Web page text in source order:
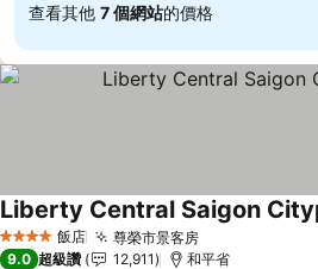
查看其他 7 個網站的價格
4 星級 飯店 尊榮市景客房查看價格
Liberty Central Saigon
9.0 超級讚 12,911 和平省